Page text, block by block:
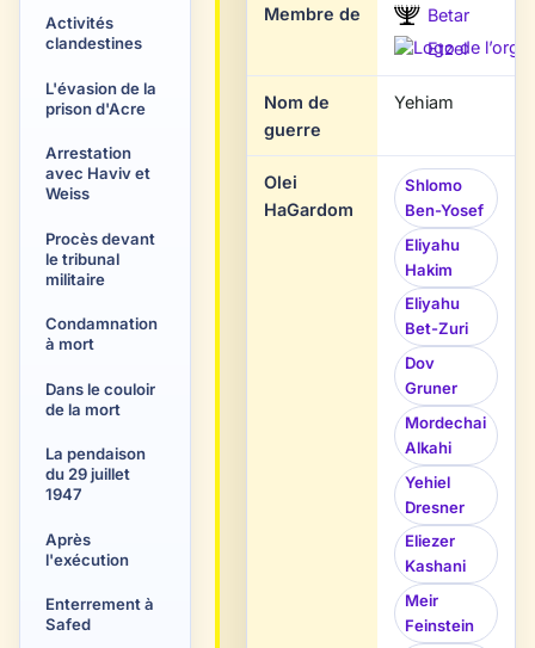
Activités
clandestines
L'évasion de la
prison d'Acre
Arrestation
avec Haviv et
Weiss
Procès devant
le tribunal
militaire
Condamnation
à mort
Dans le couloir
de la mort
La pendaison
du 29 juillet
1947
Après
l'exécution
Enterrement à
Safed
originaire
fut
membre
du
puis
Membre de
Betar
Etzel
Nom de
guerre
Yehiam
Olei
HaGardom
Shlomo
Ben-Yosef
Eliyahu
Hakim
Eliyahu
Bet-Zuri
Dov
Gruner
Mordechai
Alkahi
Yehiel
Dresner
Eliezer
Kashani
Meir
Feinstein